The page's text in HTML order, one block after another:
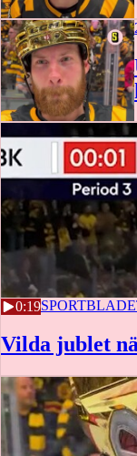
0:47
0:19
2 MAJ
Vilda jublet